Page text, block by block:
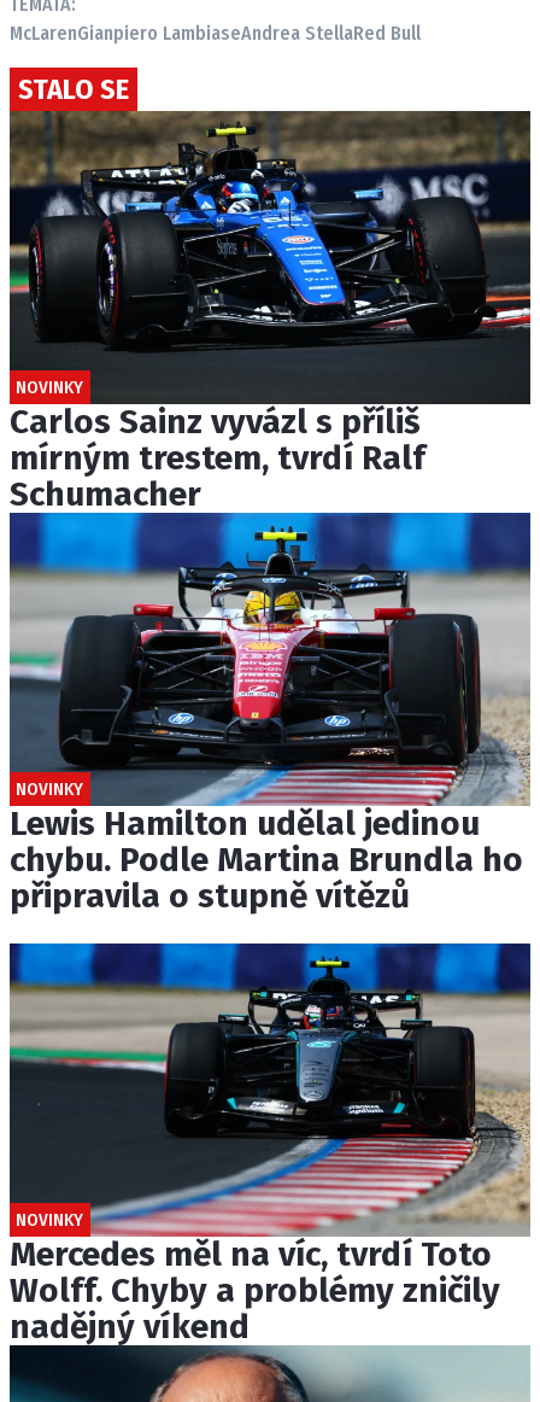
McLarenGianpiero LambiaseAndrea StellaRed Bull
STALO SE
NOVINKY
Carlos Sainz vyvázl s příliš
mírným trestem, tvrdí Ralf
Schumacher
NOVINKY
Lewis Hamilton udělal jedinou
chybu. Podle Martina Brundla ho
připravila o stupně vítězů
NOVINKY
Mercedes měl na víc, tvrdí Toto
Wolff. Chyby a problémy zničily
nadějný víkend